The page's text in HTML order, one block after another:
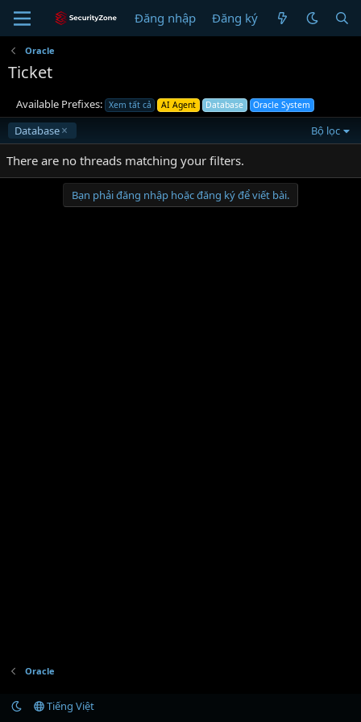
Đăng nhập Đăng ký
Oracle
Ticket
Available Prefixes: Xem tất cả AI Agent Database Oracle System
Database Bộ lọc
There are no threads matching your filters.
Bạn phải đăng nhập hoặc đăng ký để viết bài.
Oracle
Tiếng Việt